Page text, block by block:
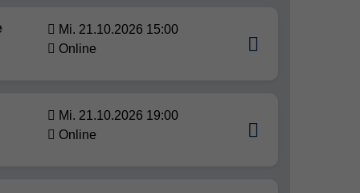
Mi. 21.10.2026 15:00
Online
Mi. 21.10.2026 19:00
Online